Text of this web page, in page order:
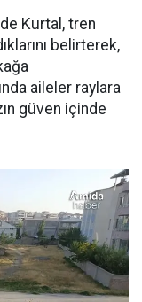
Kurtal, tren
belirterek,
aileler raylara
güven içinde